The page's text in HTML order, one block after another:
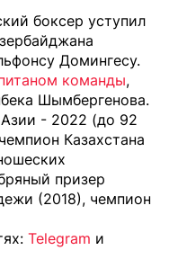
боксер уступил
Домингесу.
команды,
Шымбергенова.
- 2022 (до 92
Казахстана
призер
(2018), чемпион
Telegram и